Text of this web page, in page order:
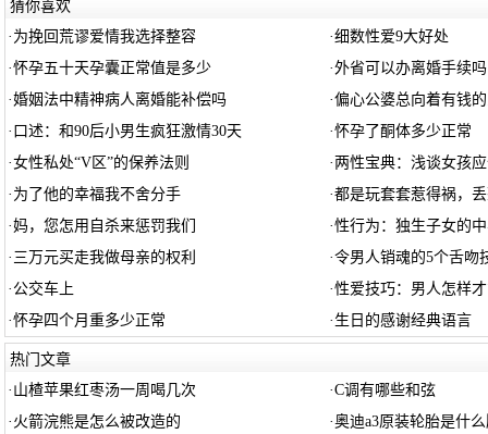
猜你喜欢
· 为挽回荒谬爱情我选择整容 ·细数性爱9大好处
·怀孕五十天孕囊正常值是多少 ·外省可以办离婚手续吗
·婚姻法中精神病人离婚能补偿吗 ·偏心公婆总向着有钱
· 口述：和90后小男生疯狂激情30天 ·怀孕了酮体多少正常
·女性私处“V区”的保养法则 · 两性宝典：浅谈女孩
· 为了他的幸福我不舍分手 ·都是玩套套惹得祸，
·妈，您怎用自杀来惩罚我们 ·性行为：独生子女的
· 三万元买走我做母亲的权利 ·令男人销魂的5个舌吻
· 公交车上 ·性爱技巧：男人怎样
·怀孕四个月重多少正常 · 生日的感谢经典语言
热门文章
· 山楂苹果红枣汤一周喝几次 ·C调有哪些和弦
· 火箭浣熊是怎么被改造的 ·奥迪a3原装轮胎是什